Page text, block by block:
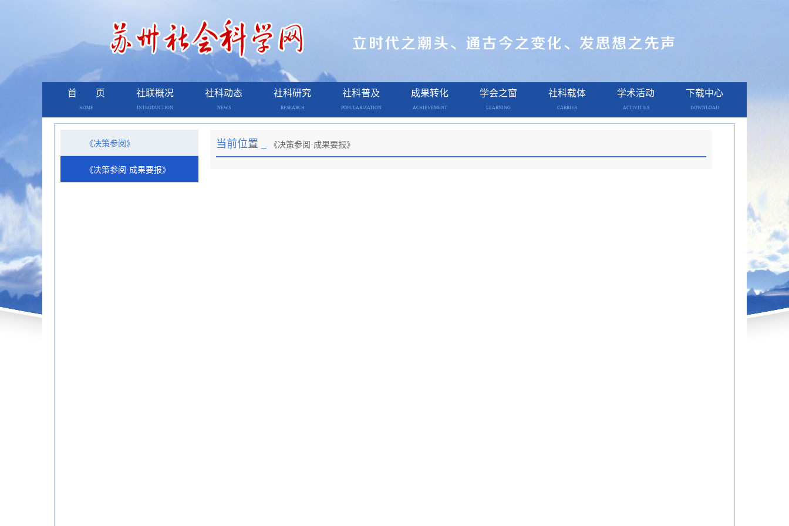
首 页
HOME
社联概况
INTRODUCTION
社科动态
NEWS
社科研究
RESEARCH
社科普及
POPULARIZATION
成果转化
ACHIEVEMENT
学会之窗
LEARNING
社科载体
CARRIER
学术活动
ACTIVITIES
下载中心
DOWNLOAD
《决策参阅》
《决策参阅·成果要报》
当前位置 _ 《决策参阅·成果要报》